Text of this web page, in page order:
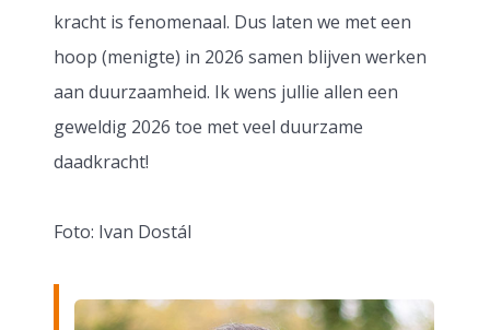
kracht is fenomenaal. Dus laten we met een
hoop (menigte) in 2026 samen blijven werken
aan duurzaamheid. Ik wens jullie allen een
geweldig 2026 toe met veel duurzame
daadkracht!
Foto: Ivan Dostál